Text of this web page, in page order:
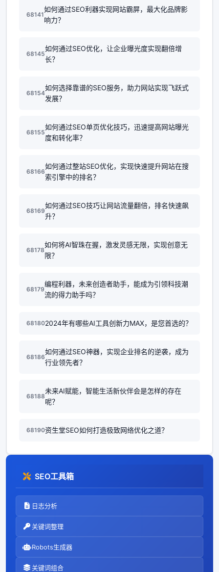
68141
如何通过SEO利器实现网站霸屏，最大化品牌影
响力？
68145
如何通过SEO优化，让企业曝光度实现翻倍增
长？
68154
如何选择靠谱的SEO服务，助力网站实现飞跃式
发展？
68155
如何通过SEO单页优化技巧，迅速提高网站曝光
度和转化率？
68166
如何通过整站SEO优化，实现快速提升网站在搜
索引擎中的排名？
68169
如何通过SEO技巧让网站流量翻倍，排名快速飙
升？
68178
如何将AI智珠在握，激发灵感无限，实现创意无
限？
68179
编程利器，未来创造者助手，能成为引领科技潮
流的得力助手吗？
681802024年有哪些AI工具创新力MAX，是您首选的？
68186
如何通过SEO神器，实现企业排名的逆袭，成为
行业领先者？
68188
未来AI赋能，智能生活新伙伴会是怎样的存在
呢？
68190资生堂SEO如何打造极致网络优化之道？
SEO工具箱
日志分析
关键词整理
Robots生成器
关键词组合